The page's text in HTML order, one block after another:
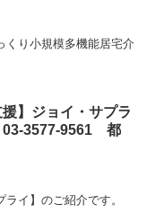
くり小規模多機能居宅介
援】ジョイ・サプラ
03-3577-9561 都
イ】のご紹介です。